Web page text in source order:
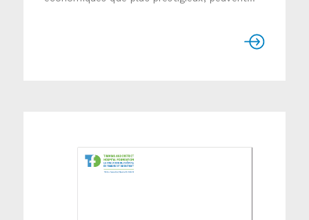
carton couché standard, carton 100% recyclé
soumission détaillée.